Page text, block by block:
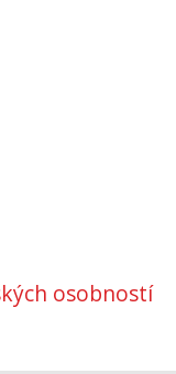
osobností